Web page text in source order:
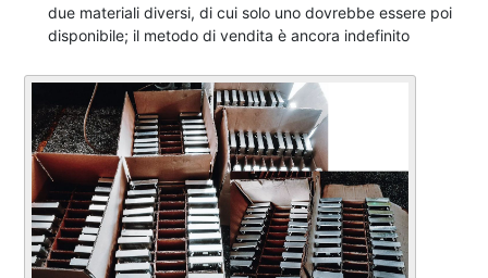
due materiali diversi, di cui solo uno dovrebbe essere poi
disponibile; il metodo di vendita è ancora indefinito